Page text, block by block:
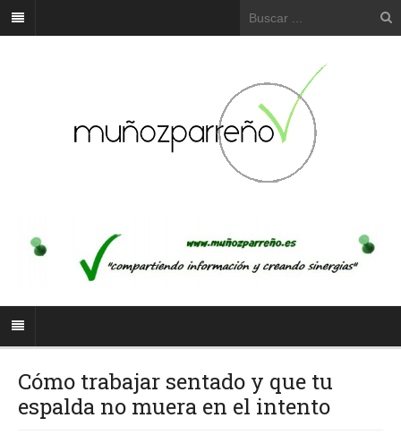
Cómo trabajar sentado y que tu
espalda no muera en el intento